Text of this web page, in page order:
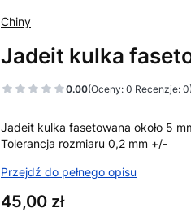
Chiny
Jadeit kulka
0.00(Oceny: 0 Recenzje: 0)
Jadeit kulka fasetowana około 5
Tolerancja rozmiaru 0,2 mm +/-
Przejdź do pełnego opisu
Cena
45,00 zł